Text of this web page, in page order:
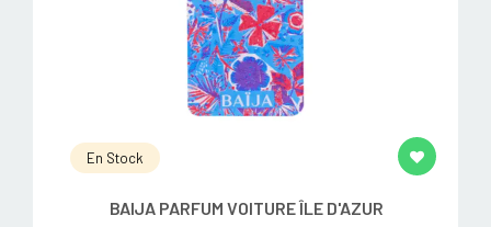
En Stock
BAIJA PARFUM VOITURE ÎLE D'AZUR